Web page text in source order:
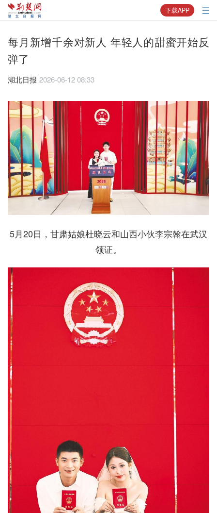
下载APP
每月新增千余对新人 年轻人的甜蜜开始反
弹了
湖北日报 2026-06-12 08:33
5月20日，甘肃姑娘杜晓云和山西小伙李宗翰在武汉
领证。